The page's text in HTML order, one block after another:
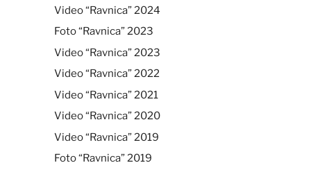
Video “Ravnica” 2024
Foto “Ravnica” 2023
Video “Ravnica” 2023
Video “Ravnica” 2022
Video “Ravnica” 2021
Video “Ravnica” 2020
Video “Ravnica” 2019
Foto “Ravnica” 2019